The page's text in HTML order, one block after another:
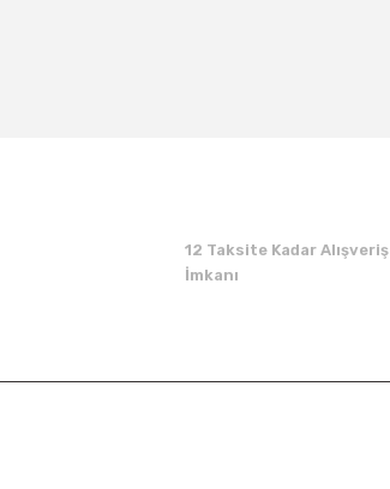
12 Taksite Kadar Alışveriş
İmkanı